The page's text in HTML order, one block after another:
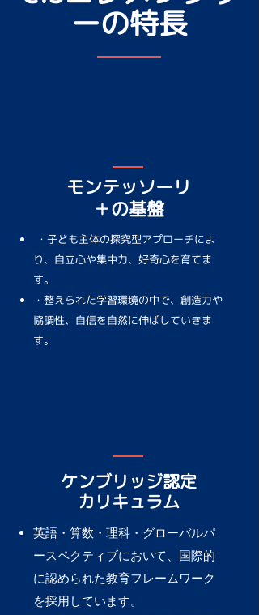
ーの特長
モンテッソーリ
＋の基盤
・子ども主体の探究型アプローチによ
り、自立心や集中力、好奇心を育てま
す。
・整えられた学習環境の中で、創造力や
協調性、自信を自然に伸ばしていきま
す。
ケンブリッジ認定
カリキュラム
英語・算数・理科・グローバルパ
ースペクティブにおいて、国際的
に認められた教育フレームワーク
を採用しています。